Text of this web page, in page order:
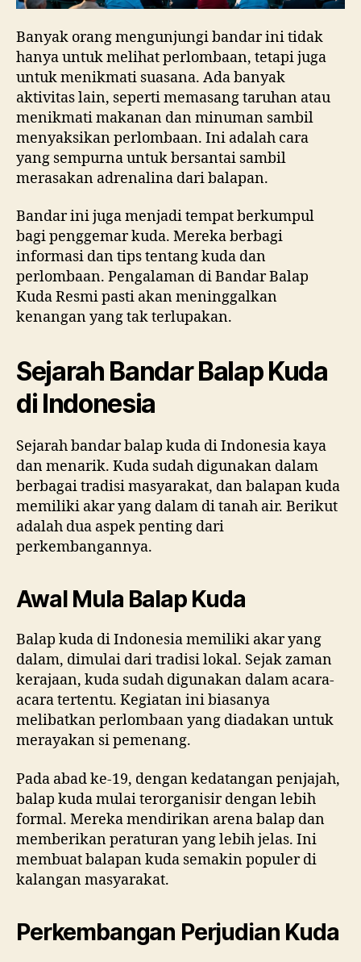
Banyak orang mengunjungi bandar ini tidak
hanya untuk melihat perlombaan, tetapi juga
untuk menikmati suasana. Ada banyak
aktivitas lain, seperti memasang taruhan atau
menikmati makanan dan minuman sambil
menyaksikan perlombaan. Ini adalah cara
yang sempurna untuk bersantai sambil
merasakan adrenalina dari balapan.
Bandar ini juga menjadi tempat berkumpul
bagi penggemar kuda. Mereka berbagi
informasi dan tips tentang kuda dan
perlombaan. Pengalaman di Bandar Balap
Kuda Resmi pasti akan meninggalkan
kenangan yang tak terlupakan.
Sejarah Bandar Balap Kuda
di Indonesia
Sejarah bandar balap kuda di Indonesia kaya
dan menarik. Kuda sudah digunakan dalam
berbagai tradisi masyarakat, dan balapan kuda
memiliki akar yang dalam di tanah air. Berikut
adalah dua aspek penting dari
perkembangannya.
Awal Mula Balap Kuda
Balap kuda di Indonesia memiliki akar yang
dalam, dimulai dari tradisi lokal. Sejak zaman
kerajaan, kuda sudah digunakan dalam acara-
acara tertentu. Kegiatan ini biasanya
melibatkan perlombaan yang diadakan untuk
merayakan si pemenang.
Pada abad ke-19, dengan kedatangan penjajah,
balap kuda mulai terorganisir dengan lebih
formal. Mereka mendirikan arena balap dan
memberikan peraturan yang lebih jelas. Ini
membuat balapan kuda semakin populer di
kalangan masyarakat.
Perkembangan Perjudian Kuda